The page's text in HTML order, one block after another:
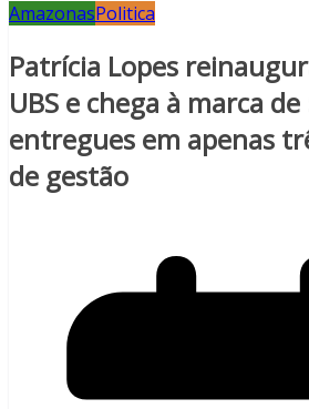
AmazonasPolitica
Patrícia Lopes
UBS e chega à marca
entregues em apenas
de gestão